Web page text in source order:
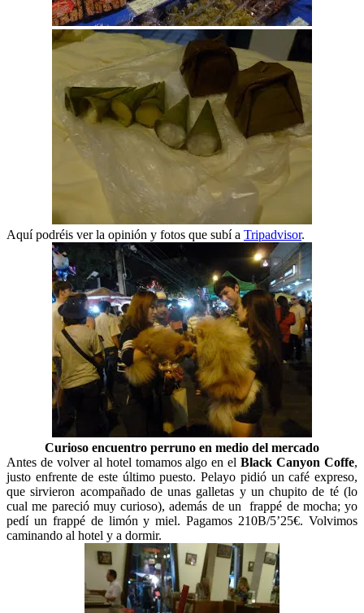
Aquí podréis ver la opinión y fotos que subí a Tripadvisor.
Curioso encuentro perruno en medio del mercado
Antes de volver al hotel tomamos algo en elBlack Canyon Coffe,
justo enfrente de este último puesto. Pelayo pidió un café expreso,
que sirvieron acompañado de unas galletas y un chupito de té (lo
cual me pareció muy curioso), además de un frappé de mocha; yo
pedí un frappé de limón y miel. Pagamos 210B/5’25€. Volvimos
caminando al hotel y a dormir.